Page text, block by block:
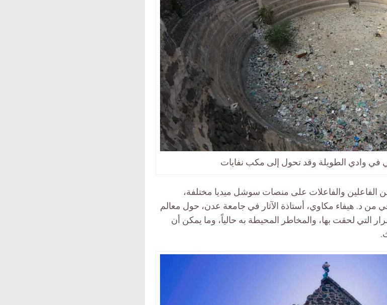
في وادي الطويلة وقد تحول إلى مكب نفايات
وناشطة من الفاعلين والفاعلات على منصات سوشل ميديا مختلفة،
من د. هيفاء مكاوي، أستاذة الآثار في جامعة عدن، حول معالم
التي لحقت بها، والمخاطر المحيطة به حالياً، وما يمكن أن